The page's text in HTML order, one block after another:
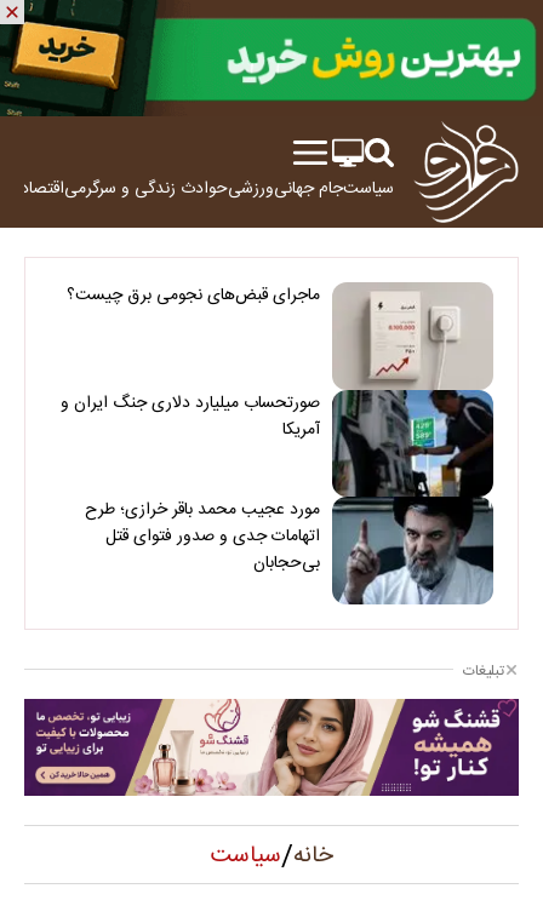
سیاستجام جهانیورزشیحوادث زندگی و سرگرمیاقتصاد
ماجرای قبض‌های نجومی برق چیست؟
صورتحساب میلیارد دلاری جنگ ایران و
آمریکا
مورد عجیب محمد باقر خرازی؛ طرح
اتهامات جدی و صدور فتوای قتل
بی‌حجابان
تبلیغات
خانه/سیاست